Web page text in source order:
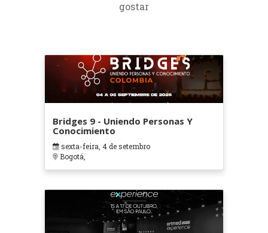
gostar
Bridges 9 - Uniendo Personas Y
Conocimiento
sexta-feira, 4 de setembro
Bogotá,